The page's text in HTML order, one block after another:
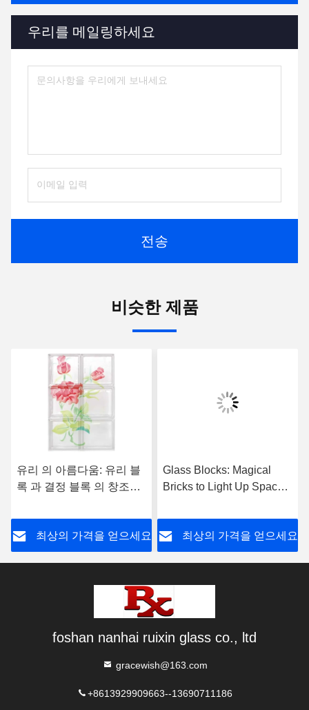
우리를 메일링하세요
전송
비슷한 제품
유리 의 아름다움: 유리 블
록 과 결정 블록 의 창조적
최상의 가격을 얻으세요
Glass Blocks: Magical
Bricks to Light Up Spaces
최상의 가격을 얻으세요
foshan nanhai ruixin glass co., ltd
gracewish@163.com
+8613929909663--13690711186